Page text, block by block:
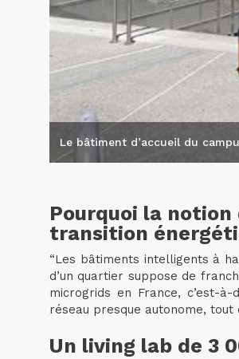
Le bâtiment d’accueil du
Pourquoi la
transition
“Les bâtiments intelligents à
d’un quartier suppose de
microgrids en France, c’est-
réseau presque autonome,
Un living lab de 3